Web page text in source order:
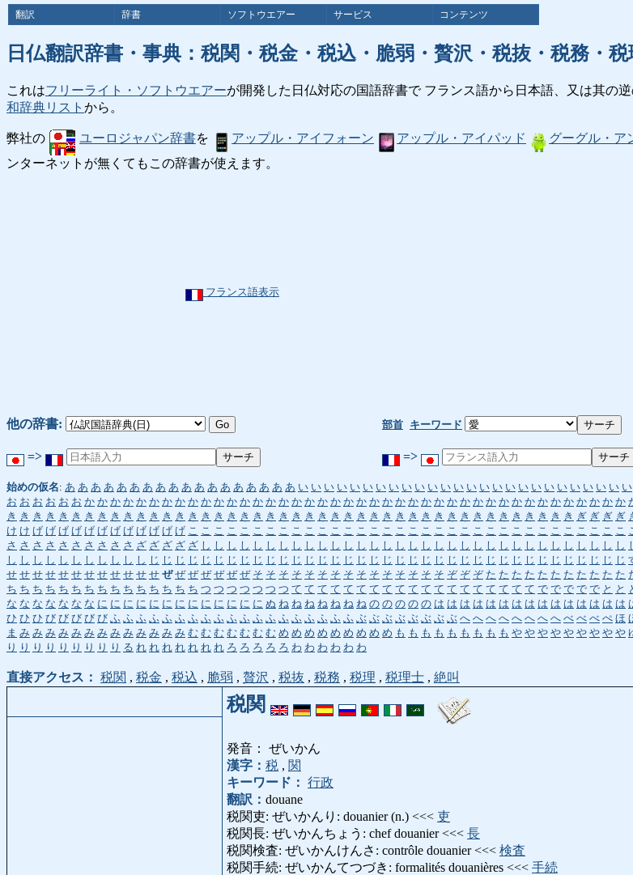
翻訳 辞書 ソフトウエアー サービス コンテンツ
日仏翻訳辞書・事典：税関・税金・税込・脆弱・贅沢・税抜・税務・
これはフリーライト・ソフトウエアーが開発した日仏対応の国語辞書で フランス語から日本語、又は其の
和辞典リスト から。
弊社の ユーロジャパン辞書を アップル・アイフォーン アップル・アイパッド グーグル・ア
ンターネットが無くてもこの辞書が使えます。
フランス語表示
他の辞書: 部首 キーワード
=> =>
始めの仮名: あ あ あ あ あ あ あ あ あ あ あ あ あ あ あ あ あ あ い い い い い い い い い い い い い い い い い い い い い い い い い い
お お お お お お か か か か か か か か か か か か か か か か か か か か か か か か か か か か か か か か か か か か か か か か か か
き き き き き き き き き き き き き き き き き き き き き き き き き き き き き き き き き き き き き き き き き き き き ぎ ぎ ぎ ぎ
け け げ げ げ げ げ げ げ げ げ げ げ げ こ こ こ こ こ こ こ こ こ こ こ こ こ こ こ こ こ こ こ こ こ こ こ こ こ こ こ こ こ こ こ こ こ こ
さ さ さ さ さ さ さ さ さ さ ざ ざ ざ ざ ざ し し し し し し し し し し し し し し し し し し し し し し し し し し し し し し し し し
し し し し し し し し し し し じ じ じ じ じ じ じ じ じ じ じ じ じ じ じ じ じ じ じ じ じ じ じ じ じ じ じ じ じ じ じ じ じ じ じ じ じ
せ せ せ せ せ せ せ せ せ せ せ せ ぜ ぜ ぜ ぜ ぜ ぜ ぜ そ そ そ そ そ そ そ そ そ そ そ そ そ そ そ ぞ ぞ ぞ た た た た た た た た た た た
ち ち ち ち ち ち ち ち ち ち ち ち ち ち ち つ つ つ つ つ つ つ て て て て て て て て て て て て て て て て て て て で で で で で と と
な な な な な な な に に に に に に に に に に に に に ぬ ね ね ね ね ね ね ね の の の の の は は は は は は は は は は は は は は は
ひ ひ ひ び び び び び ふ ふ ふ ふ ふ ふ ふ ふ ふ ふ ふ ふ ふ ふ ふ ふ ふ ふ ふ ぶ ぶ ぶ ぶ ぶ ぶ ぶ ぶ へ へ へ へ へ へ へ へ べ べ べ ぺ ほ
ま み み み み み み み み み み み み み む む む む む む む め め め め め め め め め も も も も も も も も も や や や や や や や や や
り り り り り り り り り る れ れ れ れ れ れ れ ろ ろ ろ ろ ろ わ わ わ わ わ わ
直接アクセス： 税関 , 税金 , 税込 , 脆弱 , 贅沢 , 税抜 , 税務 , 税理 , 税理士 , 絶叫
税関
発音： ぜいかん
漢字： 税 , 関
キーワード： 行政
翻訳： douane
税関吏: ぜいかんり: douanier (n.) <<< 吏
税関長: ぜいかんちょう: chef douanier <<< 長
税関検査: ぜいかんけんさ: contrôle douanier <<< 検査
税関手続: ぜいかんてつづき: formalités douanières <<< 手続